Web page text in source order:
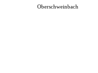
Oberschweinbach